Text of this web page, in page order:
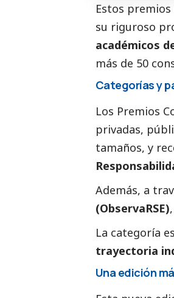
Estos
su riguroso
académicos
más de 50
Categorías y
Los Premios
privadas,
tamaños, y
Además, a
(ObservaRSE)
La categoría
trayectoria
Una edición